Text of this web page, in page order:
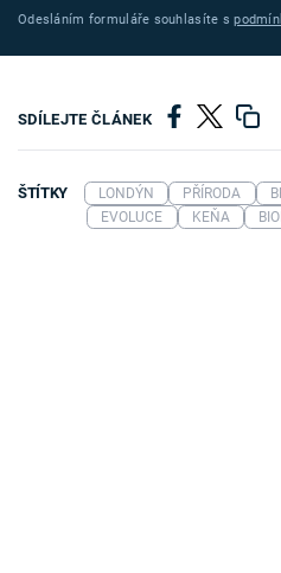
Odesláním formuláře souhlasíte s
SDÍLEJTE ČLÁNEK
ŠTÍTKY LONDÝN PŘÍRODA
EVOLUCE
KEŇA